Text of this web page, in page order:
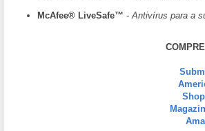
McAfee® LiveSafe™ -Antivírus para a